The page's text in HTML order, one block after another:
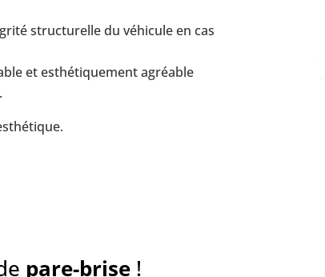
structurelle du véhicule en cas
et esthétiquement agréable
pare-brise !